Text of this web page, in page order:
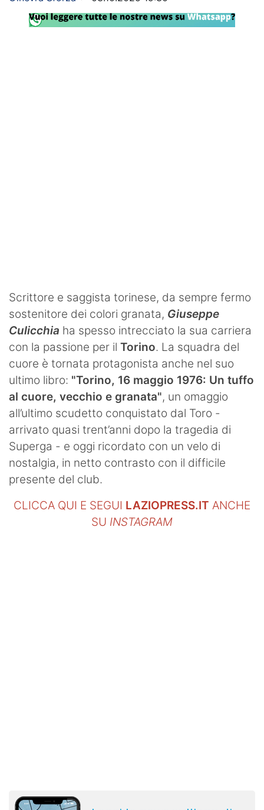
SHOP LAZIO
Scrittore e saggista torinese, da sempre fermo
sostenitore dei colori granata, Giuseppe
Culicchia ha spesso intrecciato la sua carriera
con la passione per il Torino. La squadra del
cuore è tornata protagonista anche nel suo
ultimo libro: "Torino, 16 maggio 1976: Un tuffo
al cuore, vecchio e granata", un omaggio
all’ultimo scudetto conquistato dal Toro -
arrivato quasi trent’anni dopo la tragedia di
Superga - e oggi ricordato con un velo di
nostalgia, in netto contrasto con il difficile
presente del club.
CLICCA QUI E SEGUI LAZIOPRESS.IT ANCHE
SU INSTAGRAM